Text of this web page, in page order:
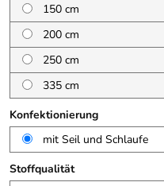
150 cm
200 cm
250 cm
335 cm
Konfektionierung
mit Seil und Schlaufe
Stoffqualität